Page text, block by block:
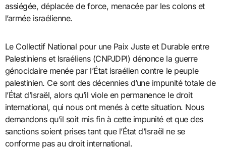
assiégée, déplacée de force, menacée par les colons et
l’armée israélienne.
Le Collectif National pour une Paix Juste et Durable entre
Palestiniens et Israéliens (CNPJDPI) dénonce la guerre
génocidaire menée par l’État israélien contre le peuple
palestinien. Ce sont des décennies d’une impunité totale de
l’État d’Israël, alors qu’il viole en permanence le droit
international, qui nous ont menés à cette situation. Nous
demandons qu’il soit mis fin à cette impunité et que des
sanctions soient prises tant que l’État d’Israël ne se
conforme pas au droit international.